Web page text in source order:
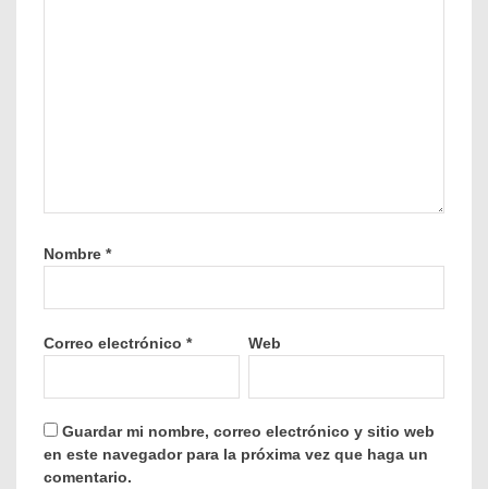
Nombre *
Correo electrónico * Web
Guardar mi nombre, correo electrónico y sitio web
en este navegador para la próxima vez que haga un
comentario.